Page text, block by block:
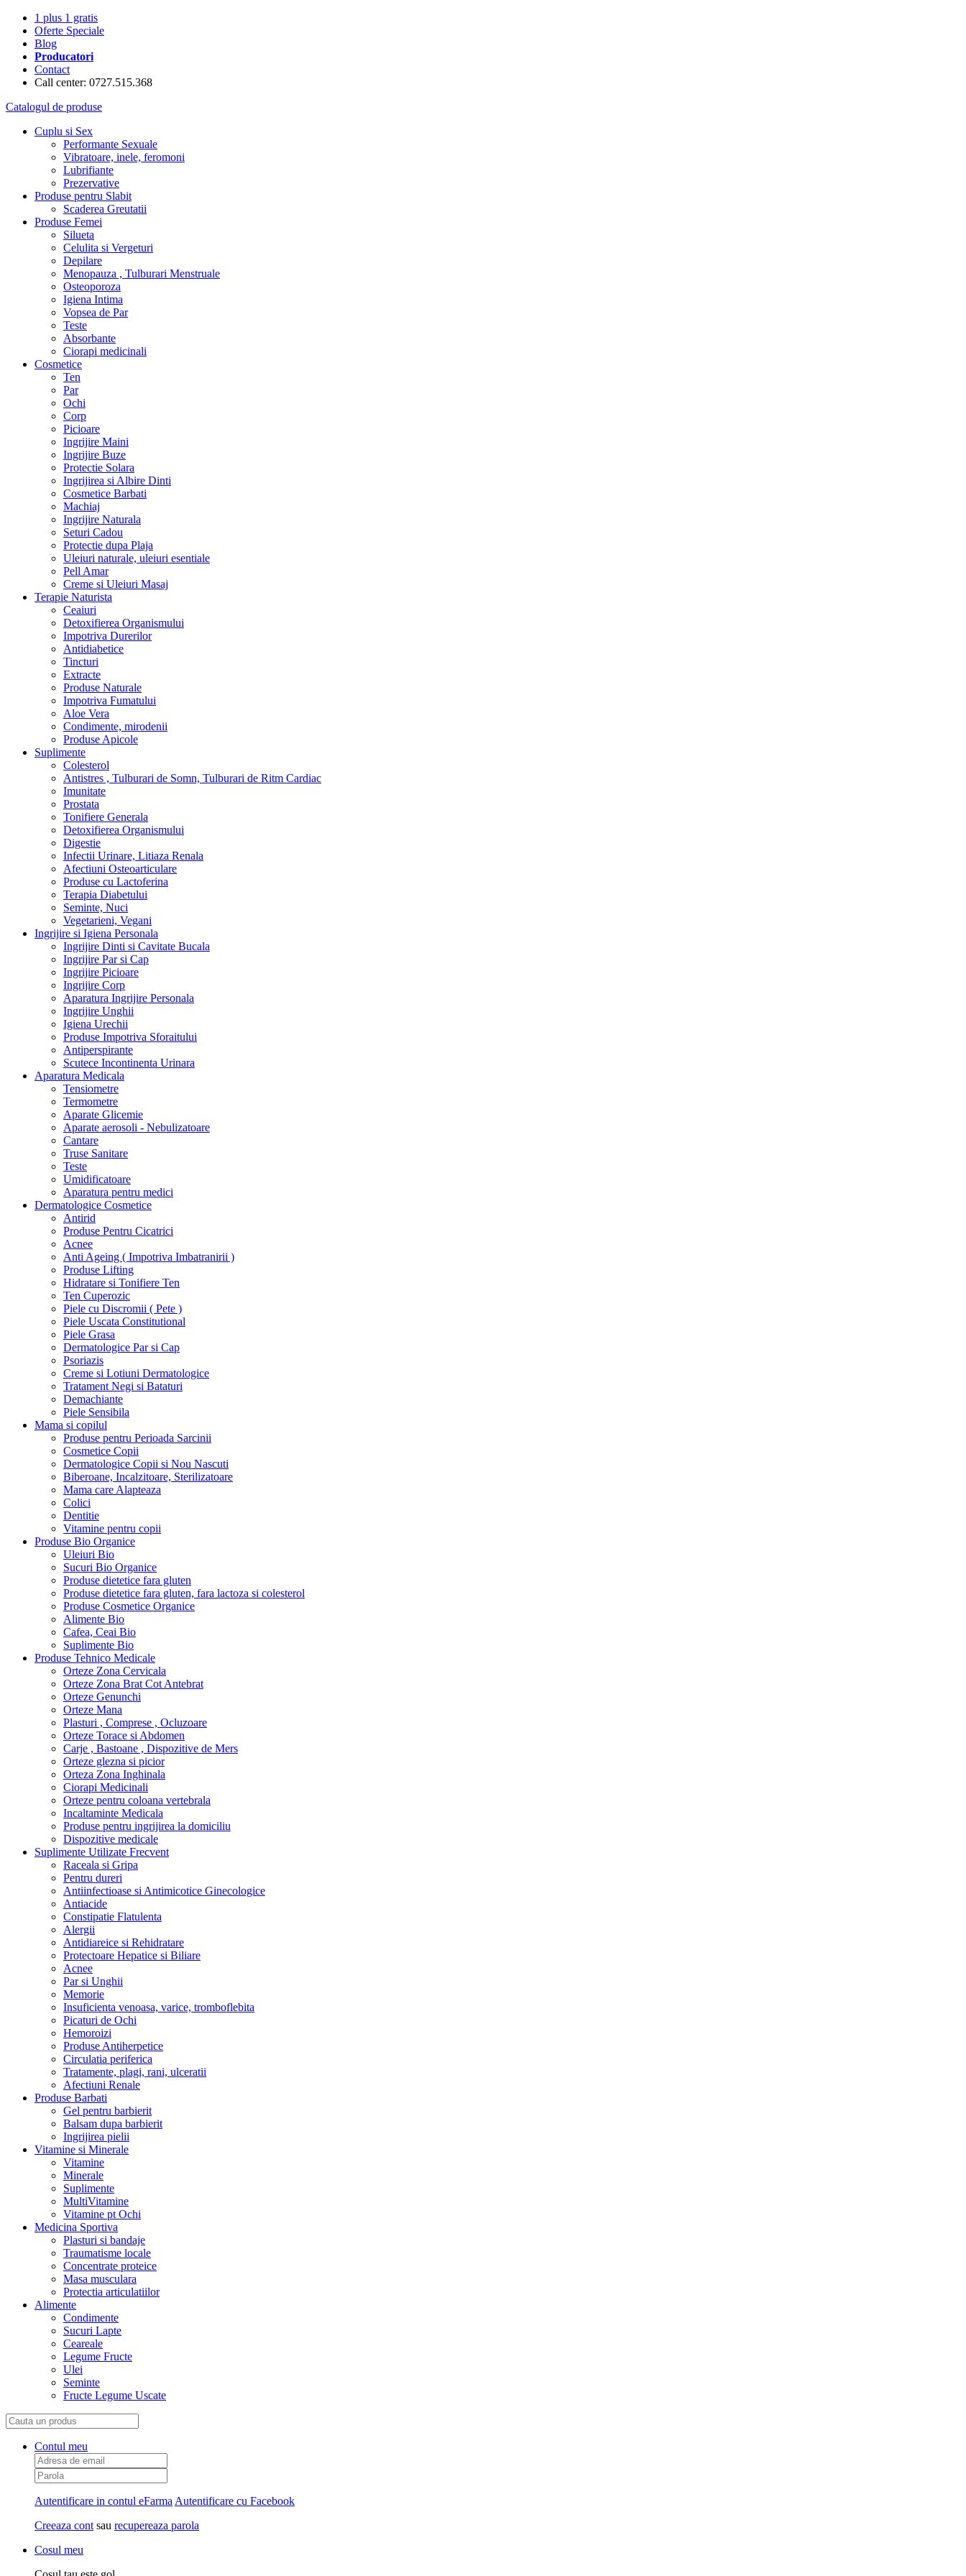
1 plus 1 gratis
Oferte Speciale
Blog
Producatori
Contact
Call center: 0727.515.368
Catalogul de produse
Cuplu si Sex
Performante Sexuale
Vibratoare, inele, feromoni
Lubrifiante
Prezervative
Produse pentru Slabit
Scaderea Greutatii
Produse Femei
Silueta
Celulita si Vergeturi
Depilare
Menopauza , Tulburari Menstruale
Osteoporoza
Igiena Intima
Vopsea de Par
Teste
Absorbante
Ciorapi medicinali
Cosmetice
Ten
Par
Ochi
Corp
Picioare
Ingrijire Maini
Ingrijire Buze
Protectie Solara
Ingrijirea si Albire Dinti
Cosmetice Barbati
Machiaj
Ingrijire Naturala
Seturi Cadou
Protectie dupa Plaja
Uleiuri naturale, uleiuri esentiale
Pell Amar
Creme si Uleiuri Masaj
Terapie Naturista
Ceaiuri
Detoxifierea Organismului
Impotriva Durerilor
Antidiabetice
Tincturi
Extracte
Produse Naturale
Impotriva Fumatului
Aloe Vera
Condimente, mirodenii
Produse Apicole
Suplimente
Colesterol
Antistres , Tulburari de Somn, Tulburari de Ritm Cardiac
Imunitate
Prostata
Tonifiere Generala
Detoxifierea Organismului
Digestie
Infectii Urinare, Litiaza Renala
Afectiuni Osteoarticulare
Produse cu Lactoferina
Terapia Diabetului
Seminte, Nuci
Vegetarieni, Vegani
Ingrijire si Igiena Personala
Ingrijire Dinti si Cavitate Bucala
Ingrijire Par si Cap
Ingrijire Picioare
Ingrijire Corp
Aparatura Ingrijire Personala
Ingrijire Unghii
Igiena Urechii
Produse Impotriva Sforaitului
Antiperspirante
Scutece Incontinenta Urinara
Aparatura Medicala
Tensiometre
Termometre
Aparate Glicemie
Aparate aerosoli - Nebulizatoare
Cantare
Truse Sanitare
Teste
Umidificatoare
Aparatura pentru medici
Dermatologice Cosmetice
Antirid
Produse Pentru Cicatrici
Acnee
Anti Ageing ( Impotriva Imbatranirii )
Produse Lifting
Hidratare si Tonifiere Ten
Ten Cuperozic
Piele cu Discromii ( Pete )
Piele Uscata Constitutional
Piele Grasa
Dermatologice Par si Cap
Psoriazis
Creme si Lotiuni Dermatologice
Tratament Negi si Bataturi
Demachiante
Piele Sensibila
Mama si copilul
Produse pentru Perioada Sarcinii
Cosmetice Copii
Dermatologice Copii si Nou Nascuti
Biberoane, Incalzitoare, Sterilizatoare
Mama care Alapteaza
Colici
Dentitie
Vitamine pentru copii
Produse Bio Organice
Uleiuri Bio
Sucuri Bio Organice
Produse dietetice fara gluten
Produse dietetice fara gluten, fara lactoza si colesterol
Produse Cosmetice Organice
Alimente Bio
Cafea, Ceai Bio
Suplimente Bio
Produse Tehnico Medicale
Orteze Zona Cervicala
Orteze Zona Brat Cot Antebrat
Orteze Genunchi
Orteze Mana
Plasturi , Comprese , Ocluzoare
Orteze Torace si Abdomen
Carje , Bastoane , Dispozitive de Mers
Orteze glezna si picior
Orteza Zona Inghinala
Ciorapi Medicinali
Orteze pentru coloana vertebrala
Incaltaminte Medicala
Produse pentru ingrijirea la domiciliu
Dispozitive medicale
Suplimente Utilizate Frecvent
Raceala si Gripa
Pentru dureri
Antiinfectioase si Antimicotice Ginecologice
Antiacide
Constipatie Flatulenta
Alergii
Antidiareice si Rehidratare
Protectoare Hepatice si Biliare
Acnee
Par si Unghii
Memorie
Insuficienta venoasa, varice, tromboflebita
Picaturi de Ochi
Hemoroizi
Produse Antiherpetice
Circulatia periferica
Tratamente, plagi, rani, ulceratii
Afectiuni Renale
Produse Barbati
Gel pentru barbierit
Balsam dupa barbierit
Ingrijirea pielii
Vitamine si Minerale
Vitamine
Minerale
Suplimente
MultiVitamine
Vitamine pt Ochi
Medicina Sportiva
Plasturi si bandaje
Traumatisme locale
Concentrate proteice
Masa musculara
Protectia articulatiilor
Alimente
Condimente
Sucuri Lapte
Ceareale
Legume Fructe
Ulei
Seminte
Fructe Legume Uscate
Contul meu
Autentificare in contul eFarma Autentificare cu Facebook
Creeaza cont sau recupereaza parola
Cosul meu